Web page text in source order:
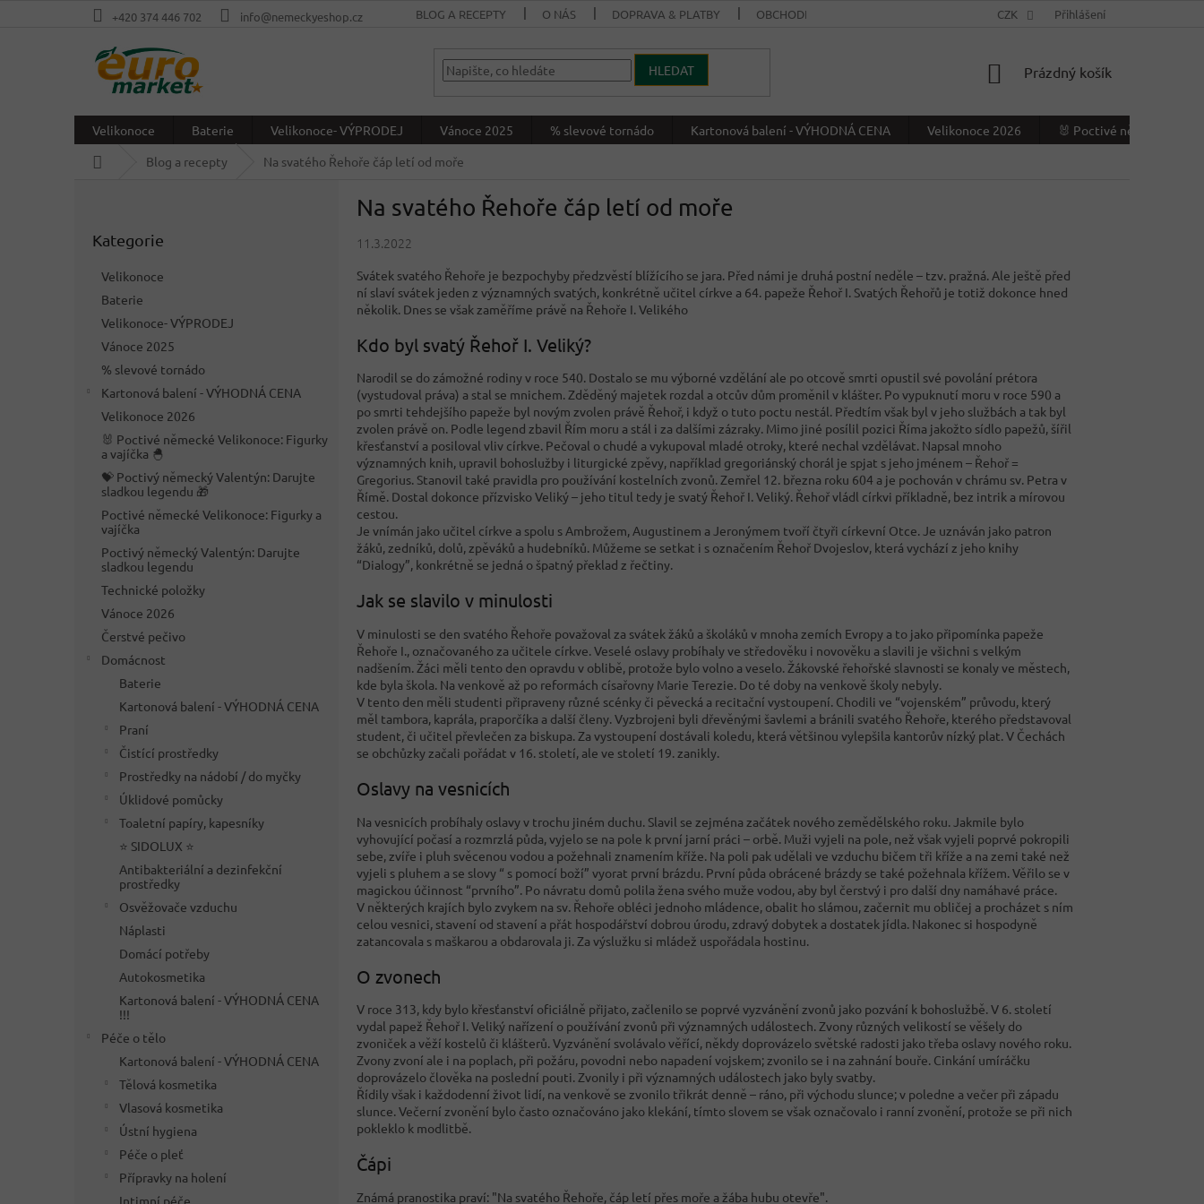
+420 374 446 702 info@nemeckyeshop.cz BLOG A RECEPTY O NÁS DOPRAVA & PLATBY OBCHODNÍ PODMÍNKY VÝDEJNÍ MÍSTO
CZK Přihlášení
HLEDAT
NÁKUPNÍ
Prázdný košík
Velikonoce Baterie Velikonoce- VÝPRODEJ Vánoce 2025 % slevové tornádo Kartonová balení - VÝHODNÁ CENA Velikonoce 2026
🐰 Poctivé německé
Blog a recepty Na svatého Řehoře čáp letí od moře
kategorie
Kategorie
Velikonoce
Baterie
Velikonoce- VÝPRODEJ
Vánoce 2025
% slevové tornádo
Kartonová balení - VÝHODNÁ CENA
Velikonoce 2026
🐰 Poctivé německé Velikonoce: Figurky
a vajíčka 🐣
💝 Poctivý německý Valentýn: Darujte
sladkou legendu 🎁
Poctivé německé Velikonoce: Figurky a
vajíčka
Poctivý německý Valentýn: Darujte
sladkou legendu
Technické položky
Vánoce 2026
Čerstvé pečivo
Domácnost
Baterie
Kartonová balení - VÝHODNÁ CENA
Praní
Čistící prostředky
Prostředky na nádobí / do myčky
Úklidové pomůcky
Toaletní papíry, kapesníky
⭐ SIDOLUX ⭐
Antibakteriální a dezinfekční
prostředky
Osvěžovače vzduchu
Náplasti
Domácí potřeby
Autokosmetika
Kartonová balení - VÝHODNÁ CENA
!!!
Péče o tělo
Kartonová balení - VÝHODNÁ CENA
Tělová kosmetika
Vlasová kosmetika
Ústní hygiena
Péče o pleť
Přípravky na holení
Intimní péče
Na svatého Řehoře čáp letí od moře
11.3.2022
Svátek svatého Řehoře je bezpochyby předzvěstí blížícího se jara. Před námi je druhá postní neděle – tzv. pražná. Ale ještě před
ní slaví svátek jeden z významných svatých, konkrétně učitel církve a 64. papeže Řehoř I. Svatých Řehořů je totiž dokonce hned
několik. Dnes se však zaměříme právě na Řehoře I. Velikého
Kdo byl svatý Řehoř I. Veliký?
Narodil se do zámožné rodiny v roce 540. Dostalo se mu výborné vzdělání ale po otcově smrti opustil své povolání prétora
(vystudoval práva) a stal se mnichem. Zděděný majetek rozdal a otcův dům proměnil v klášter. Po vypuknutí moru v roce 590 a
po smrti tehdejšího papeže byl novým zvolen právě Řehoř, i když o tuto poctu nestál. Předtím však byl v jeho službách a tak byl
zvolen právě on. Podle legend zbavil Řím moru a stál i za dalšími zázraky. Mimo jiné posílil pozici Říma jakožto sídlo papežů, šířil
křesťanství a posiloval vliv církve. Pečoval o chudé a vykupoval mladé otroky, které nechal vzdělávat. Napsal mnoho
významných knih, upravil bohoslužby i liturgické zpěvy, například gregoriánský chorál je spjat s jeho jménem – Řehoř =
Gregorius. Stanovil také pravidla pro používání kostelních zvonů. Zemřel 12. března roku 604 a je pochován v chrámu sv. Petra v
Římě. Dostal dokonce přízvisko Veliký – jeho titul tedy je svatý Řehoř I. Veliký. Řehoř vládl církvi příkladně, bez intrik a mírovou
cestou.
Je vnímán jako učitel církve a spolu s Ambrožem, Augustinem a Jeronýmem tvoří čtyři církevní Otce. Je uznáván jako patron
žáků, zedníků, dolů, zpěváků a hudebníků. Můžeme se setkat i s označením Řehoř Dvojeslov, která vychází z jeho knihy
“Dialogy”, konkrétně se jedná o špatný překlad z řečtiny.
Jak se slavilo v minulosti
V minulosti se den svatého Řehoře považoval za svátek žáků a školáků v mnoha zemích Evropy a to jako připomínka papeže
Řehoře I., označovaného za učitele církve. Veselé oslavy probíhaly ve středověku i novověku a slavili je všichni s velkým
nadšením. Žáci měli tento den opravdu v oblibě, protože bylo volno a veselo. Žákovské řehořské slavnosti se konaly ve městech,
kde byla škola. Na venkově až po reformách císařovny Marie Terezie. Do té doby na venkově školy nebyly.
V tento den měli studenti připraveny různé scénky či pěvecká a recitační vystoupení. Chodili ve “vojenském” průvodu, který
měl tambora, kaprála, praporčíka a další členy. Vyzbrojeni byli dřevěnými šavlemi a bránili svatého Řehoře, kterého představoval
student, či učitel převlečen za biskupa. Za vystoupení dostávali koledu, která většinou vylepšila kantorův nízký plat. V Čechách
se obchůzky začali pořádat v 16. století, ale ve století 19. zanikly.
Oslavy na vesnicích
Na vesnicích probíhaly oslavy v trochu jiném duchu. Slavil se zejména začátek nového zemědělského roku. Jakmile bylo
vyhovující počasí a rozmrzlá půda, vyjelo se na pole k první jarní práci – orbě. Muži vyjeli na pole, než však vyjeli poprvé pokropili
sebe, zvíře i pluh svěcenou vodou a požehnali znamením kříže. Na poli pak udělali ve vzduchu bičem tři kříže a na zemi také než
vyjeli s pluhem a se slovy “ s pomocí boží” vyorat první brázdu. První půda obrácené brázdy se také požehnala křížem. Věřilo se v
magickou účinnost “prvního”. Po návratu domů polila žena svého muže vodou, aby byl čerstvý i pro další dny namáhavé práce.
V některých krajích bylo zvykem na sv. Řehoře obléci jednoho mládence, obalit ho slámou, začernit mu obličej a procházet s ním
celou vesnici, stavení od stavení a přát hospodářství dobrou úrodu, zdravý dobytek a dostatek jídla. Nakonec si hospodyně
zatancovala s maškarou a obdarovala ji. Za výslužku si mládež uspořádala hostinu.
O zvonech
V roce 313, kdy bylo křesťanství oficiálně přijato, začlenilo se poprvé vyzvánění zvonů jako pozvání k bohoslužbě. V 6. století
vydal papež Řehoř I. Veliký nařízení o používání zvonů při významných událostech. Zvony různých velikostí se věšely do
zvoniček a věží kostelů či klášterů. Vyzvánění svolávalo věřící, někdy doprovázelo světské radosti jako třeba oslavy nového roku.
Zvony zvoní ale i na poplach, při požáru, povodni nebo napadení vojskem; zvonilo se i na zahnání bouře. Cinkání umíráčku
doprovázelo člověka na poslední pouti. Zvonily i při významných událostech jako byly svatby.
Řídily však i každodenní život lidí, na venkově se zvonilo třikrát denně – ráno, při východu slunce; v poledne a večer při západu
slunce. Večerní zvonění bylo často označováno jako klekání, tímto slovem se však označovalo i ranní zvonění, protože se při nich
pokleklo k modlitbě.
Čápi
Známá pranostika praví: "Na svatého Řehoře, čáp letí přes moře a žába hubu otevře".